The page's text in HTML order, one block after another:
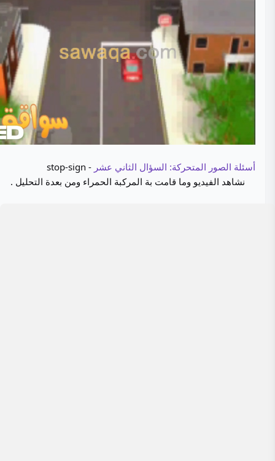
أسئلة الصور المتحركة: السؤال الثاني عشر - stop-sign
نشاهد الفيديو وما قامت بة المركبة الحمراء ومن بعدة التحليل .